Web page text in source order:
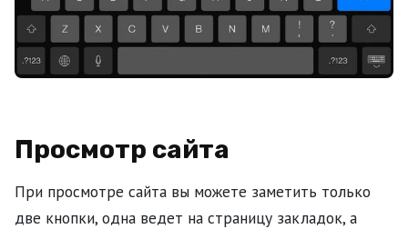
Просмотр сайта
При просмотре сайта вы можете заметить только
две кнопки, одна ведет на страницу закладок, а